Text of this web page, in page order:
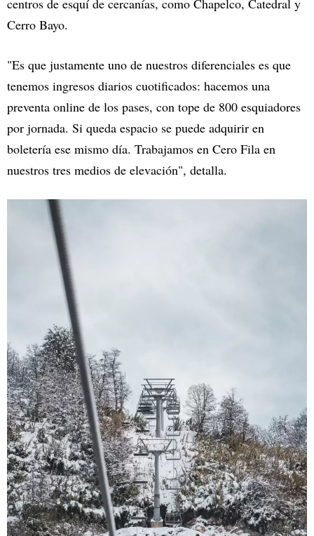
Cerro Bayo.
"Es que justamente uno de nuestros diferenciales es que
tenemos ingresos diarios cuotificados: hacemos una
preventa online de los pases, con tope de 800 esquiadores
por jornada. Si queda espacio se puede adquirir en
boletería ese mismo día. Trabajamos en Cero Fila en
nuestros tres medios de elevación", detalla.